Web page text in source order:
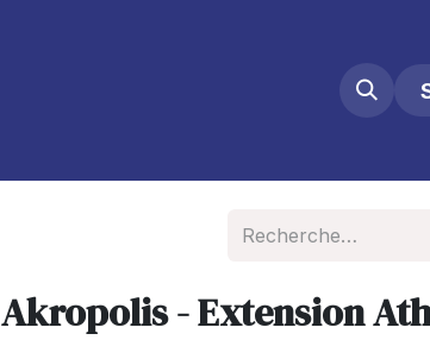
Akropolis - Extension